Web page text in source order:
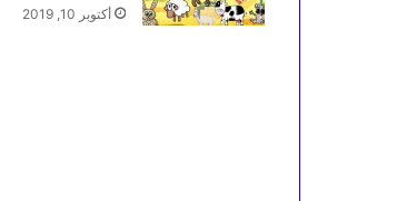
أكتوبر 10, 2019